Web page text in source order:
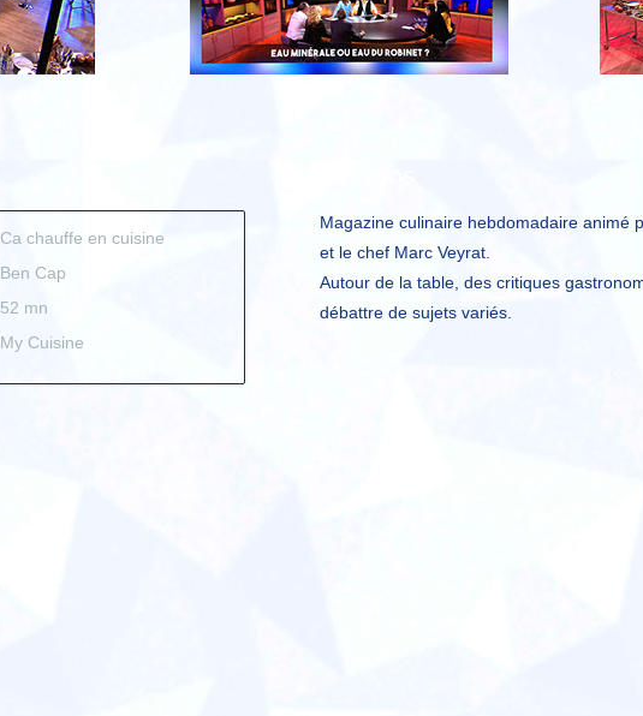
Ca chauffe en cuisine
Ben Cap
52 mn
My Cuisine
Magazine culinaire hebdomadaire animé
et le chef Marc Veyrat.
Autour de la table, des critiques
débattre de sujets variés.